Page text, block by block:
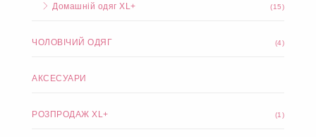
Домашній одяг XL+ (15)
ЧОЛОВІЧИЙ ОДЯГ (4)
АКСЕСУАРИ
РОЗПРОДАЖ XL+ (1)